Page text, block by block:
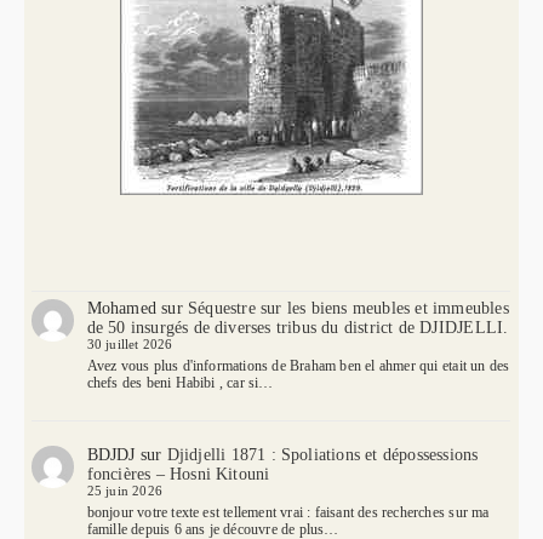
Mohamedsur Séquestre sur les biens meubles et immeubles
de 50 insurgés de diverses tribus du district de DJIDJELLI.
30 juillet 2026
Avez vous plus d'informations de Braham ben el ahmer qui etait un des
chefs des beni Habibi , car si…
BDJDJ sur Djidjelli 1871 : Spoliations et dépossessions
foncières – Hosni Kitouni
25 juin 2026
bonjour votre texte est tellement vrai : faisant des recherches sur ma
famille depuis 6 ans je découvre de plus…